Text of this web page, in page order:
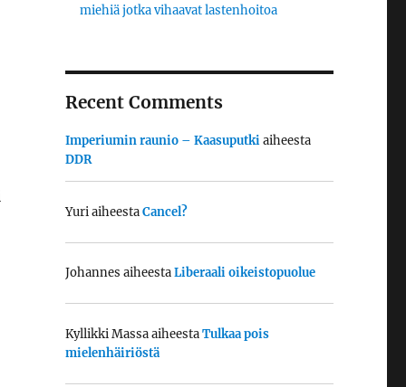
miehiä jotka vihaavat lastenhoitoa
Recent Comments
Imperiumin raunio – Kaasuputkiaiheesta
DDR
YuriaiheestaCancel?
Johannes aiheestaLiberaali oikeistopuolue
Kyllikki MassaaiheestaTulkaa pois
mielenhäiriöstä